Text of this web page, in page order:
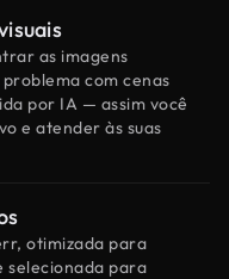
as imagens
com cenas
por IA — assim você
e atender às suas
otimizada para
selecionada para